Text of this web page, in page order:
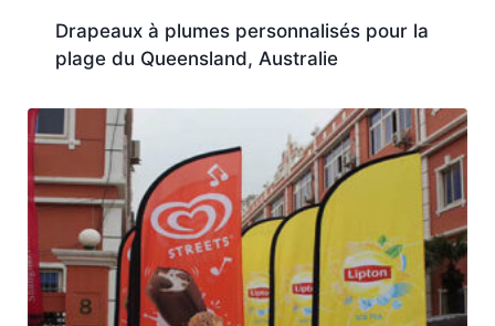
Drapeaux à plumes personnalisés pour la
plage du Queensland, Australie